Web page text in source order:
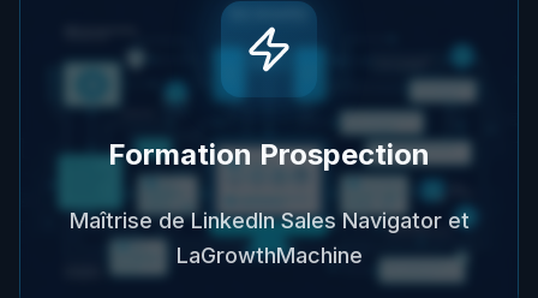
Formation Prospection
Maîtrise de LinkedIn Sales Navigator et
LaGrowthMachine